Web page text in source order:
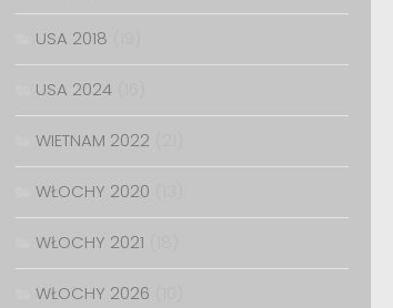
USA 2018
USA 2024
WIETNAM 2022
WŁOCHY 2020
WŁOCHY 2021
WŁOCHY 2026